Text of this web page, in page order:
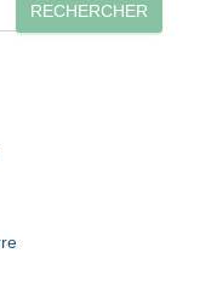
RECHERCHER